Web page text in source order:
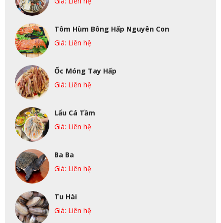
Tôm Hùm Bông Hấp Nguyên Con
Giá: Liên hệ
Ốc Móng Tay Hấp
Giá: Liên hệ
Lẩu Cá Tầm
Giá: Liên hệ
Ba Ba
Giá: Liên hệ
Tu Hài
Giá: Liên hệ